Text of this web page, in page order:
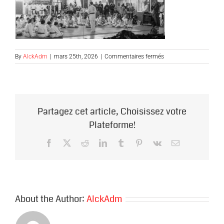
By AlckAdm mars 25th, 2026 Commentaires ferméssur
groupe-
Partagez cet article, Choisissez votre
Plateforme!
Facebook RedditLinkedInTumblr Pinterest
Vk Email
About the Author:AlckAdm